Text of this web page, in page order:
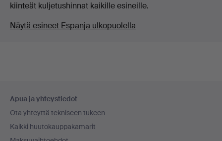
kiinteät kuljetushinnat kaikille esineille.
Näytä esineet Espanja ulkopuolella
Apua ja yhteystiedot
Ota yhteyttä tekniseen tukeen
Kaikki huutokauppakamarit